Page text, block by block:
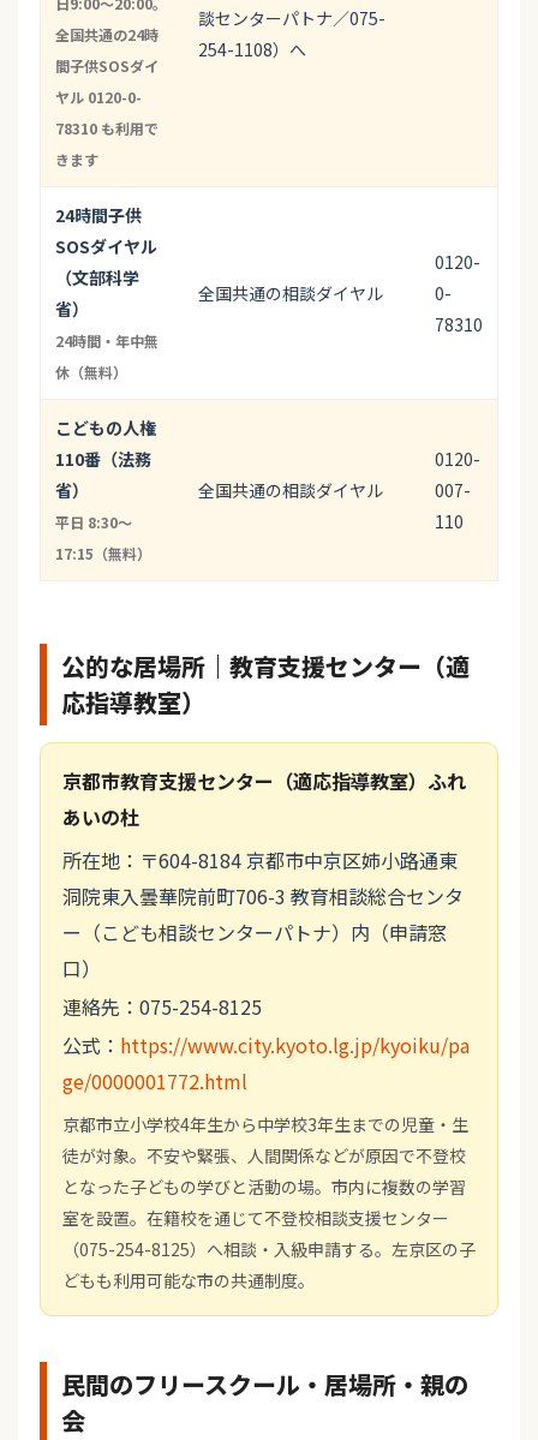
全国共通の24時
間子供SOSダイ
ヤル 0120-0-
78310 も利用で
きます
談センターパトナ／075-
254-1108）へ
24時間子供
SOSダイヤル
（文部科学
省）
24時間・年中無
休（無料）
全国共通の相談ダイヤル
0120-
0-
78310
こどもの人権
110番（法務
省）
平日 8:30〜
17:15（無料）
全国共通の相談ダイヤル
0120-
007-
110
公的な居場所｜教育支援センター（適
応指導教室）
京都市教育支援センター（適応指導教室）ふれ
あいの杜
所在地：〒604-8184 京都市中京区姉小路通東
洞院東入曇華院前町706-3 教育相談総合センタ
ー（こども相談センターパトナ）内（申請窓
口）
連絡先：075-254-8125
公式： https://www.city.kyoto.lg.jp/kyoiku/pa
ge/0000001772.html
京都市立小学校4年生から中学校3年生までの児童・生
徒が対象。不安や緊張、人間関係などが原因で不登校
となった子どもの学びと活動の場。市内に複数の学習
室を設置。在籍校を通じて不登校相談支援センター
（075-254-8125）へ相談・入級申請する。左京区の子
どもも利用可能な市の共通制度。
民間のフリースクール・居場所・親の
会